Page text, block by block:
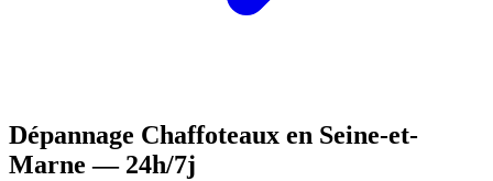
Dépannage Chaffoteaux en Seine-et-
Marne — 24h/7j